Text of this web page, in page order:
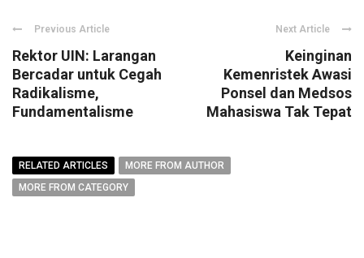
Previous Article
Rektor UIN: Larangan
Bercadar untuk Cegah
Radikalisme,
Fundamentalisme
Next Article
Keinginan
Kemenristek Awasi
Ponsel dan Medsos
Mahasiswa Tak Tepat
RELATED ARTICLES
MORE FROM AUTHOR
MORE FROM CATEGORY